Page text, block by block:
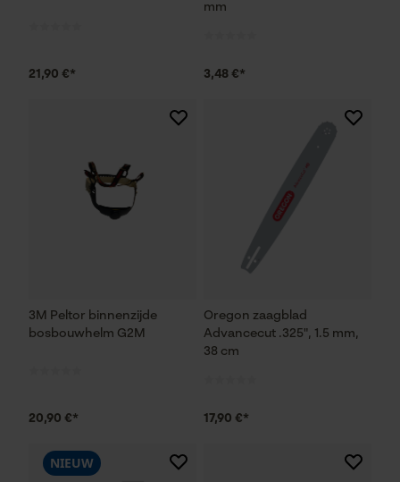
21,90 €*
mm
3,48 €*
3M Peltor binnenzijde
bosbouwhelm G2M
20,90 €*
Oregon zaagblad
Advancecut .325", 1.5 mm,
38 cm
17,90 €*
NIEUW